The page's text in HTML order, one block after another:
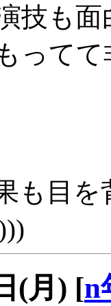
技も
って
も目
(月) [n